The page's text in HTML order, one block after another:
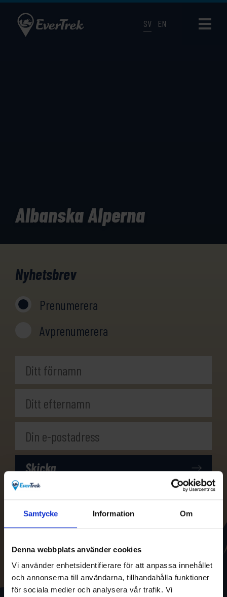
Samtycke Information Om
Denna webbplats använder cookies
Vi använder enhetsidentifierare för att anpassa innehållet
och annonserna till användarna, tillhandahålla funktioner
för sociala medier och analysera vår trafik. Vi
SV EN
Albanska Alperna
Nyhetsbrev
Prenumerera
Avprenumerera